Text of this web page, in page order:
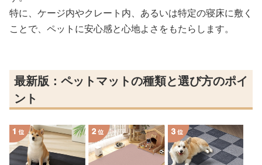
特に、ケージ内やクレート内、あるいは特定の寝床に敷く
ことで、ペットに安心感と心地よさをもたらします。
最新版：ペットマットの種類と選び方のポイ
ント